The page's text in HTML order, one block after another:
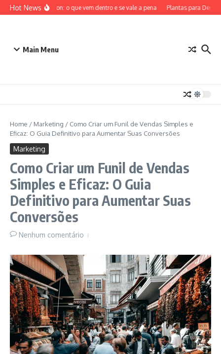
Ir para o conteúdo
Hot News
ETB Pokémon: o que vem dentro e se vale a pena Plantas para Dentro
Main Menu
Home / Marketing / Como Criar um Funil de Vendas Simples e
Eficaz: O Guia Definitivo para Aumentar Suas Conversões
Marketing
Como Criar um Funil de Vendas
Simples e Eficaz: O Guia
Definitivo para Aumentar Suas
Conversões
Nenhum comentário